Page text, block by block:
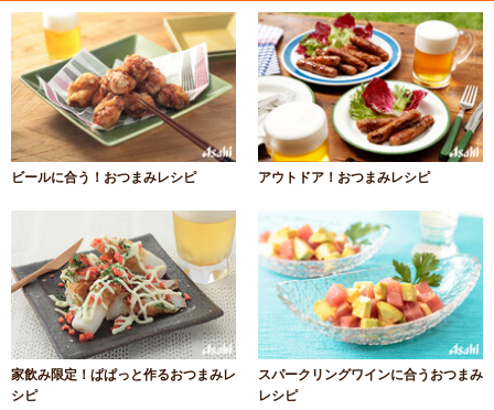
ビールに合う！おつまみレシピ アウトドア！おつまみレシピ
家飲み限定！ぱぱっと作るおつまみレ
シピ
スパークリングワインに合うおつまみ
レシピ